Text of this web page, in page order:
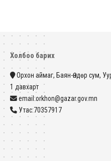
Холбоо барих
Орхон аймаг, Баян-Өндөр сум,
1 давхарт
email:orkhon@gazar.gov.mn
Утас:70357917